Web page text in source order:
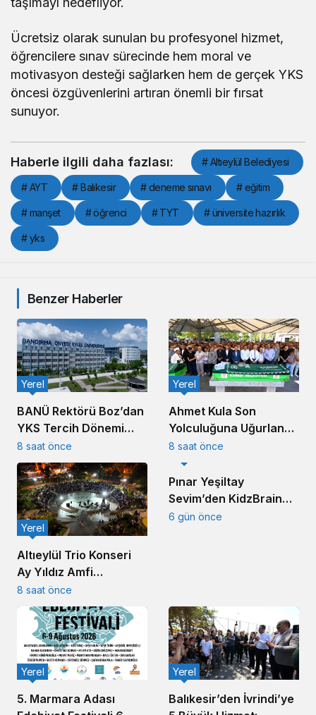
Ücretsiz olarak sunulan bu profesyonel hizmet,
öğrencilere sınav sürecinde hem moral ve
motivasyon desteği sağlarken hem de gerçek YKS
öncesi özgüvenlerini artıran önemli bir fırsat
sunuyor.
Haberle ilgili daha fazlası: # Altıeylül Belediyesi
# AYT # Balıkesir # deneme sınavı # eğitim
# manşet # öğrenci # TYT # üniversite hazırlık
# yks
Benzer Haberler
BANÜ Rektörü Boz’dan
YKS Tercih Dönemi
Mesajı
Yerel
8 saat önce
Ahmet Kula Son
Yolculuğuna Uğurlandı:
Balıkesir’in Duayen
Sanayicisi Defnedildi
Yerel
8 saat önce
Altıeylül Trio Konseri
Ay Yıldız Amfi
Tiyatro’da
Müzikseverleri
Buluşturdu
Yerel
8 saat önce
Pınar Yeşiltay
Sevim’den KidzBrain
Vizyonu
6 gün önce
5. Marmara Adası
Yerel
Balıkesir’den İvrindi’ye
Yerel